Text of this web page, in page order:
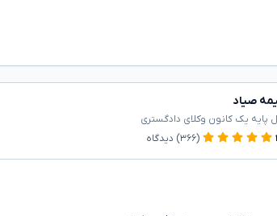
صیاد
پایه یک کانون وکلای دادگستری
(۳۶۶) دیدگاه